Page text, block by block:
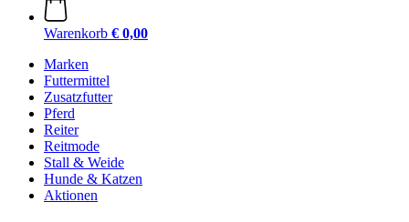
Warenkorb € 0,00
Marken
Futtermittel
Zusatzfutter
Pferd
Reiter
Reitmode
Stall & Weide
Hunde & Katzen
Aktionen